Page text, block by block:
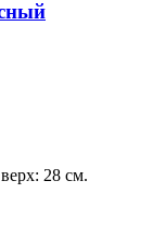
28 см.